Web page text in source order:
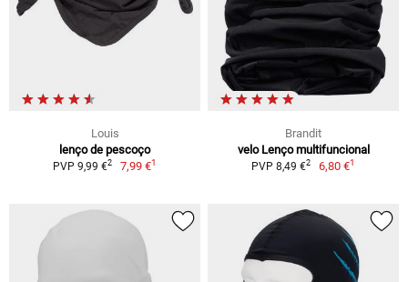
Louis
lenço de pescoço
PVP 9,99 €2 7,99 €1
Brandit
velo Lenço multifuncional
PVP 8,49 €2 6,80 €1